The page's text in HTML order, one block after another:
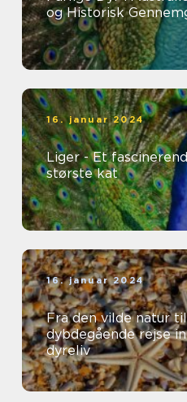
og Historisk
16. januar 2024
Liger - Et
største kat
16. januar 2024
Fra den vilde natur
dybdegående rejse
dyreliv